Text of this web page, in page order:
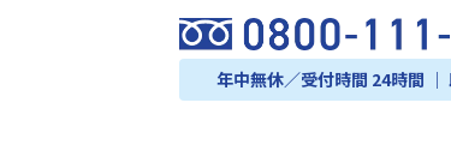
年中無休／受付時間 24時間 ｜